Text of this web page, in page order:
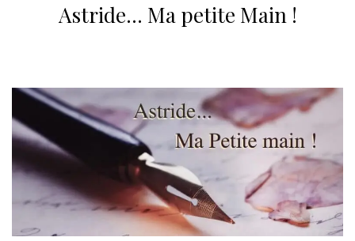
Astride… Ma petite Main !